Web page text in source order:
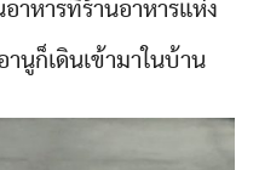
าหารที่ร้านอาหารแห่ง
นูก็เดินเข้ามาในบ้าน